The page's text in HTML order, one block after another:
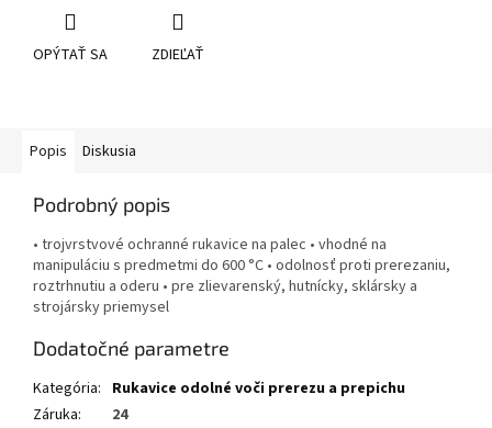
OPÝTAŤ SA ZDIEĽAŤ
Popis Diskusia
Podrobný popis
• trojvrstvové ochranné rukavice na palec • vhodné na
manipuláciu s predmetmi do 600 °C • odolnosť proti prerezaniu,
roztrhnutiu a oderu • pre zlievarenský, hutnícky, sklársky a
strojársky priemysel
Dodatočné parametre
Kategória: Rukavice odolné voči prerezu a prepichu
Záruka:
24